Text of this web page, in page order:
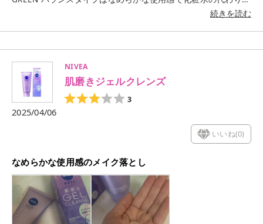
続きを読む
NIVEA
肌磨きジェルクレンズ
3
2025/04/06
いいね(0)
なめらかな使用感のメイク落とし